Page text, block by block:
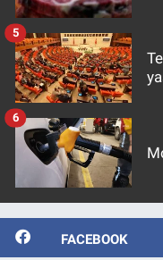
5
6
FACEBOOK